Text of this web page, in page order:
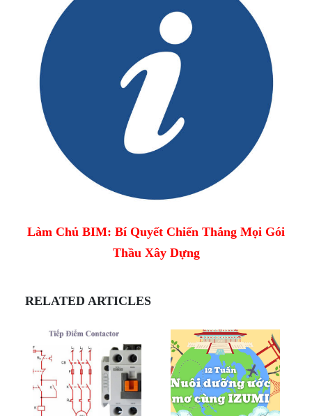
Làm Chủ BIM: Bí Quyết Chiến Thắng Mọi Gói
Thầu Xây Dựng
RELATED ARTICLES